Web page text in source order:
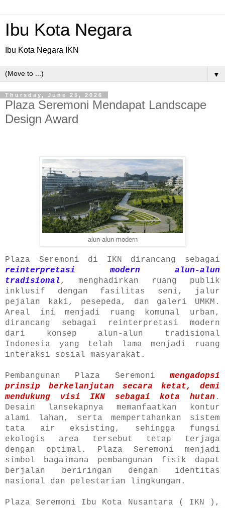
Ibu Kota Negara
Ibu Kota Negara IKN
▼
Thursday, June 25, 2026
Plaza Seremoni Mendapat Landscape
Design Award
alun-alun modern
Plaza Seremoni di IKN dirancang sebagai
reinterpretasi modern alun-alun
tradisional, menghadirkan ruang publik
inklusif dengan fasilitas seni, jalur
pejalan kaki, pesepeda, dan galeri UMKM.
Areal ini menjadi ruang komunal urban,
dirancang sebagai reinterpretasi modern
dari konsep alun-alun tradisional
Indonesia yang telah lama menjadi ruang
interaksi sosial masyarakat.
Pembangunan Plaza Seremonimengadopsi
prinsip berkelanjutan secara ketat, demi
mendukung visi IKN sebagai kota hutan .
Desain lansekapnya memanfaatkan kontur
alami lahan, serta mempertahankan sistem
tata air eksisting, sehingga fungsi
ekologis area tersebut tetap terjaga
dengan optimal. Plaza Seremoni menjadi
simbol bagaimana pembangunan fisik dapat
berjalan beriringan dengan identitas
nasional dan pelestarian lingkungan.
Plaza Seremoni Ibu Kota Nusantara ( IKN ),